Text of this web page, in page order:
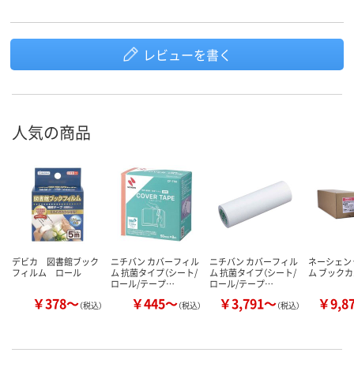
レビューを書く
人気の商品
デビカ 図書館ブック
フィルム ロール
￥378～（税込）
ニチバン カバーフィル
ム 抗菌タイプ（シート/
ロール/テープ…
￥445～（税込）
ニチバン カバーフィル
ム 抗菌タイプ（シート/
ロール/テープ…
￥3,791～（税込）
ネーシェ
ム ブック
￥